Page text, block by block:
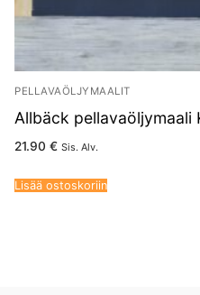
PELLAVAÖLJYMAALIT
Allbäck pellavaöljymaali
21.90 € Sis. Alv.
Lisää ostoskoriin